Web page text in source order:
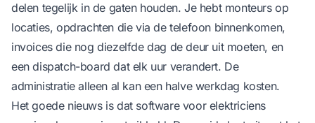
delen tegelijk in de gaten houden. Je hebt monteurs op
locaties, opdrachten die via de telefoon binnenkomen,
invoices die nog diezelfde dag de deur uit moeten, en
een dispatch-board dat elk uur verandert. De
administratie alleen al kan een halve werkdag kosten.
Het goede nieuws is dat software voor elektriciens